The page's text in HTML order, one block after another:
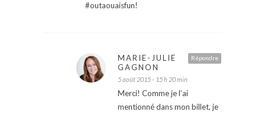
#outaouaisfun!
Répondre
MARIE-JULIE
GAGNON
5 août 2015 - 15 h 20 min
Merci! Comme je l’ai
mentionné dans mon billet, je